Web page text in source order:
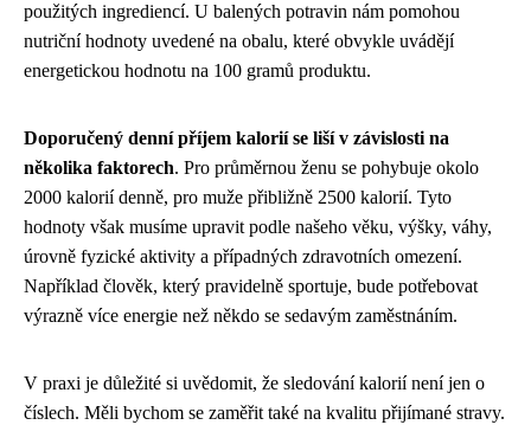
použitých ingrediencí. U balených potravin nám pomohou
nutriční hodnoty uvedené na obalu, které obvykle uvádějí
energetickou hodnotu na 100 gramů produktu.
Doporučený denní příjem kalorií se liší v závislosti na
několika faktorech. Pro průměrnou ženu se pohybuje okolo
2000 kalorií denně, pro muže přibližně 2500 kalorií. Tyto
hodnoty však musíme upravit podle našeho věku, výšky, váhy,
úrovně fyzické aktivity a případných zdravotních omezení.
Například člověk, který pravidelně sportuje, bude potřebovat
výrazně více energie než někdo se sedavým zaměstnáním.
V praxi je důležité si uvědomit, že sledování kalorií není jen o
číslech. Měli bychom se zaměřit také na kvalitu přijímané stravy.